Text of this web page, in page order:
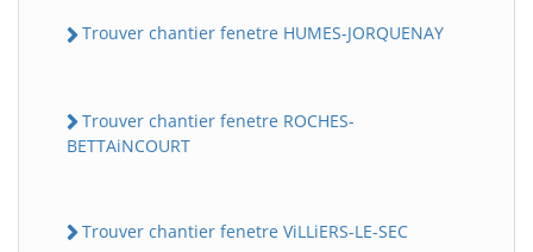
Trouver chantier fenetre HUMES-JORQUENAY
Trouver chantier fenetre ROCHES-
BETTAiNCOURT
Trouver chantier fenetre ViLLiERS-LE-SEC